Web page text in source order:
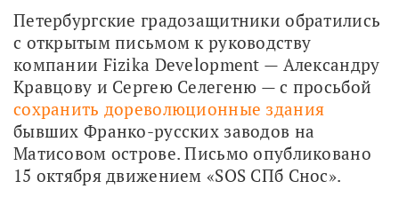
Петербургские градозащитники обратились
с открытым письмом к руководству
компании Fizika Development — Александру
сохранить дореволюционные здания
бывших Франко-русских заводов на
Матисовом острове. Письмо опубликовано
15 октября движением «SOS СПб Снос».